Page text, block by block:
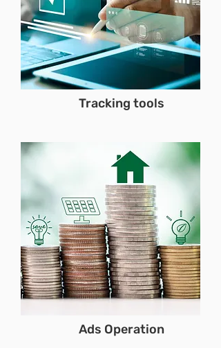
Tracking tools
Ads Operation